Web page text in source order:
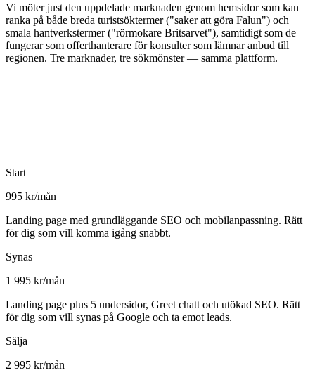
Vi möter just den uppdelade marknaden genom hemsidor som kan
ranka på både breda turistsöktermer ("saker att göra Falun") och
smala hantverkstermer ("rörmokare Britsarvet"), samtidigt som de
fungerar som offerthanterare för konsulter som lämnar anbud till
regionen. Tre marknader, tre sökmönster — samma plattform.
Start
995 kr/mån
Landing page med grundläggande SEO och mobilanpassning. Rätt
för dig som vill komma igång snabbt.
Synas
1 995 kr/mån
Landing page plus 5 undersidor, Greet chatt och utökad SEO. Rätt
för dig som vill synas på Google och ta emot leads.
Sälja
2 995 kr/mån